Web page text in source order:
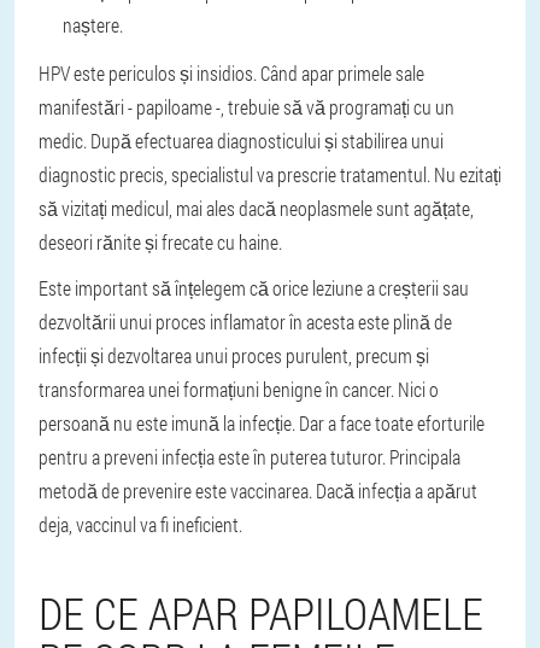
naștere.
HPV este periculos și insidios. Când apar primele sale
manifestări - papiloame -, trebuie să vă programați cu un
medic. După efectuarea diagnosticului și stabilirea unui
diagnostic precis, specialistul va prescrie tratamentul. Nu ezitați
să vizitați medicul, mai ales dacă neoplasmele sunt agățate,
deseori rănite și frecate cu haine.
Este important să înțelegem că orice leziune a creșterii sau
dezvoltării unui proces inflamator în acesta este plină de
infecții și dezvoltarea unui proces purulent, precum și
transformarea unei formațiuni benigne în cancer. Nici o
persoană nu este imună la infecție. Dar a face toate eforturile
pentru a preveni infecția este în puterea tuturor. Principala
metodă de prevenire este vaccinarea. Dacă infecția a apărut
deja, vaccinul va fi ineficient.
DE CE APAR PAPILOAMELE